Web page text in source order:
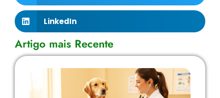
LinkedIn
Artigo mais Recente